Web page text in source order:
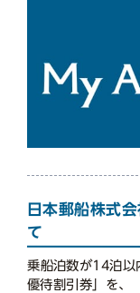
日本郵船株式
て
乗船泊数が14泊以
優待割引券」を、